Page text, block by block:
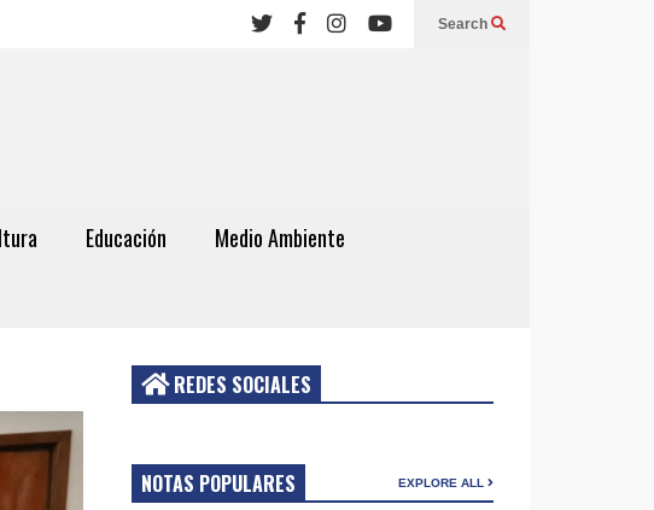
Search
Educación
Medio Ambiente
REDES SOCIALES
NOTAS POPULARES EXPLORE ALL